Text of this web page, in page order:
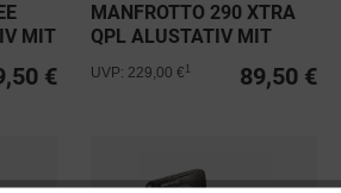
MIT
€
MANFROTTO 290 XTRA
QPL ALUSTATIV MIT
FLUID-KOPF
89,50 €
UVP: 229,00 €